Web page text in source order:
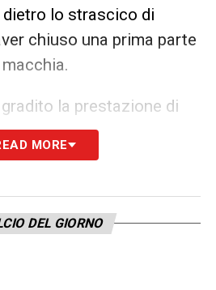
lo strascico di
chiuso una prima parte
la prestazione di
accusato di pensare
, il centrocampista
NOSTRE TOP NEWS
MORE
DEL GIORNO